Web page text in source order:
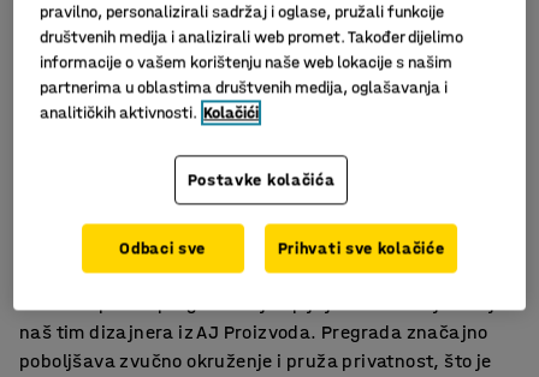
Učinkovito upijanje buke
Komplet s postoljem
Elegantan i moderan dizajn
naš tim dizajnera iz AJ Proizvoda. Pregrada značajno
poboljšava zvučno okruženje i pruža privatnost, što je
pravilno, personalizirali sadržaj i oglase, pružali funkcije
društvenih medija i analizirali web promet. Također dijelimo
informacije o vašem korištenju naše web lokacije s našim
partnerima u oblastima društvenih medija, oglašavanja i
analitičkih aktivnosti. Kolačići
Postavke kolačića
Odbaci sve Prihvati sve kolačiće